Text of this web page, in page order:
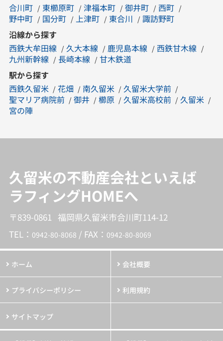
合川町
東櫛原町 津福本町 御井町
西町
野中町
国分町 上津町 東合川
諏訪野町
沿線から探す
西鉄大牟田線
久大本線 鹿児島本線
西鉄甘木線
九州新幹線
長崎本線
甘木鉄道
駅から探す
西鉄久留米
花畑 南久留米
久留米大学前
聖マリア病院前
御井 櫛原 久留米高校前
久留米
宮の陣
久留米の不動産会社といえば
ラフィングHOMEへ
〒839-0861 福岡県久留米市合川町114-12
TEL： 0942-80-8068 / FAX： 0942-80-8069
ホーム 会社概要
プライバシーポリシー 利用規約
サイトマップ